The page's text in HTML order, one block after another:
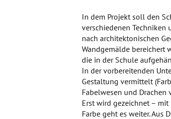
In dem Projekt soll den
verschiedenen Techniken
nach architektonischen
Wandgemälde bereichert
die in der Schule
In der vorbereitenden
Gestaltung vermittelt
Fabelwesen und Drachen
Erst wird gezeichnet –
Farbe geht es weiter. Aus